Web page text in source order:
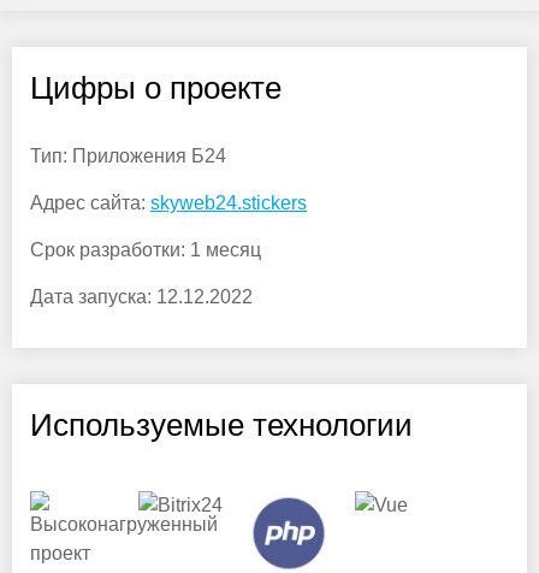
Цифры о проекте
Тип: Приложения Б24
Адрес сайта: skyweb24.stickers
Срок разработки: 1 месяц
Дата запуска: 12.12.2022
Используемые технологии